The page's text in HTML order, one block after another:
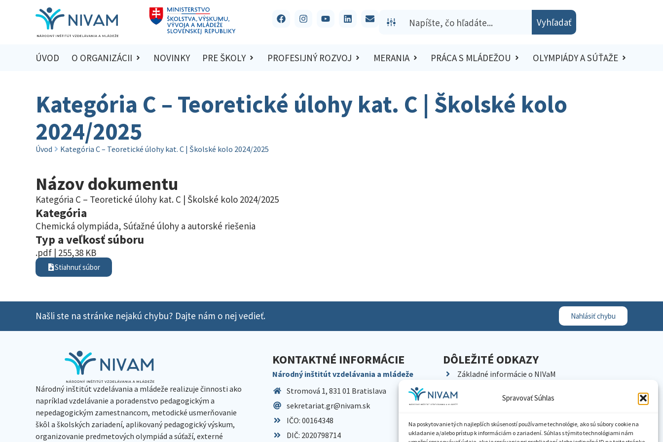
Spravovať Súhlas
Na poskytovanie tých najlepších skúseností používame technológie, ako sú súbory cookie na
ukladanie a/alebo prístup k informáciám o zariadení. Súhlas s týmito technológiami nám
Vyhľadať
ÚVOD O ORGANIZÁCII NOVINKY PRE ŠKOLY PROFESIJNÝ ROZVOJ MERANIA PRÁCA S MLÁDEŽOU OLYMPIÁDY A SÚŤAŽE
Kategória C – Teoretické úlohy kat. C | Školské kolo
2024/2025
Úvod Kategória C – Teoretické úlohy kat. C | Školské kolo 2024/2025
Názov dokumentu
Kategória C – Teoretické úlohy kat. C | Školské kolo 2024/2025
Kategória
Chemická olympiáda, Súťažné úlohy a autorské riešenia
Typ a veľkosť súboru
.pdf | 255,38 KB
Stiahnuť súbor
Našli ste na stránke nejakú chybu? Dajte nám o nej vedieť. Nahlásiť chybu
Národný inštitút vzdelávania a mládeže realizuje činnosti ako
napríklad vzdelávanie a poradenstvo pedagogickým a
nepedagogickým zamestnancom, metodické usmerňovanie
škôl a školských zariadení, aplikovaný pedagogický výskum,
organizovanie predmetových olympiád a súťaží, externé
KONTAKTNÉ INFORMÁCIE
Národný inštitút vzdelávania a mládeže
Stromová 1, 831 01 Bratislava
sekretariat.gr@nivam.sk
IČO: 00164348
DIČ: 2020798714
DÔLEŽITÉ ODKAZY
Základné informácie o NIVaM
Kariéra
Pracoviská NIVaM